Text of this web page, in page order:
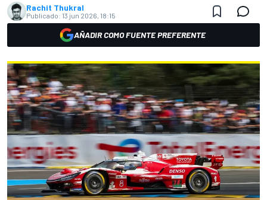
Rachit Thukral
Publicado: 13 jun 2026, 18:15
AÑADIR COMO FUENTE PREFERENTE